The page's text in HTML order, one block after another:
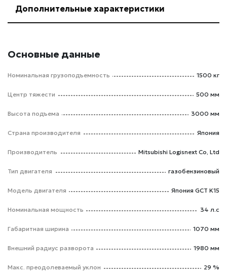
Дополнительные характеристики
Основные данные
Номинальная грузоподъемность 1500 кг
Центр тяжести 500 мм
Высота подъема 3000 мм
Страна производителя Япония
Производитель Mitsubishi Logisnext Co, Ltd
Тип двигателя газобензиновый
Модель двигателя Япония GCT K15
Номинальная мощность 34 л.с
Габаритная ширина 1070 мм
Внешний радиус разворота 1980 мм
Макс. преодолеваемый уклон 29 %